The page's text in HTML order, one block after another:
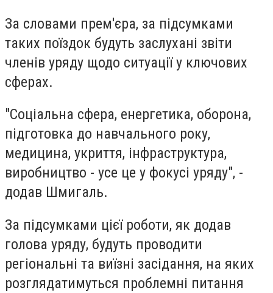
За словами прем'єра, за підсумками
таких поїздок будуть заслухані звіти
членів уряду щодо ситуації у ключових
сферах.
"Соціальна сфера, енергетика, оборона,
підготовка до навчального року,
медицина, укриття, інфраструктура,
виробництво - усе це у фокусі уряду", -
додав Шмигаль.
За підсумками цієї роботи, як додав
голова уряду, будуть проводити
регіональні та виїзні засідання, на яких
розглядатимуться проблемні питання